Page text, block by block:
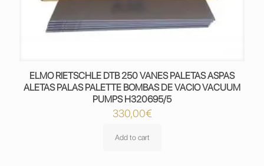
ELMO RIETSCHLE DTB 250 VANES PALETAS ASPAS
ALETAS PALAS PALETTE BOMBAS DE VACIO VACUUM
PUMPS H320695/5
330,00€
Add to cart